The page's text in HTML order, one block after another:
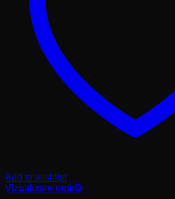
Add to wishlist
Vizualizare rapidă